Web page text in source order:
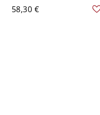
géométrique zen avec
abat-jour en verre dépoli -
58,30 €